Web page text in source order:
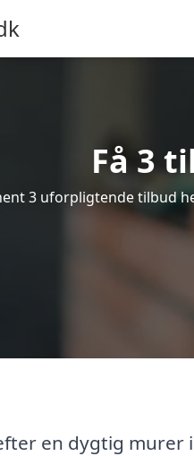
Få 3
3 uforpligtende tilbud
en dygtig murer